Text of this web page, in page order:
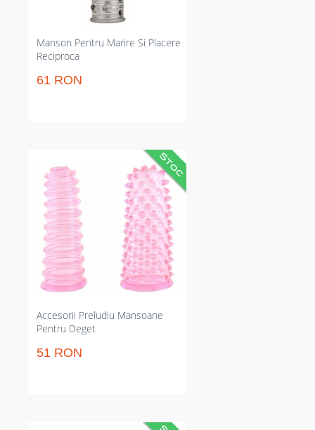
Manson Pentru Marire Si Placere
Reciproca
61 RON
Accesorii Preludiu Mansoane
Pentru Deget
51 RON
Manșoane pentru deget din PVC
moale, intensifică stimularea de
clitoris și a punctului G. Reduce
momentul până la plăcere
sexuală maximă și menține
senzația consistentă; 2 bucăți
practice, rezistente la apă și
compatibile cu lubrifianți pe bază
de apă. Perfect pentru preludiu
sau ocazii solo când vrei rezultat
rapid și predictibil.